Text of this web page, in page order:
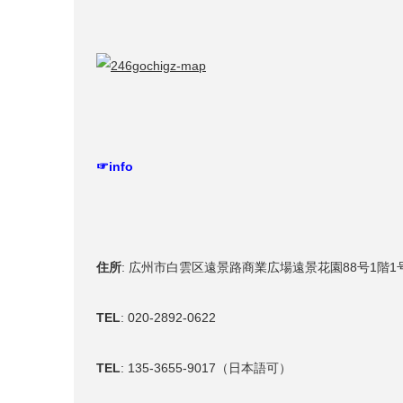
☞info
住所: 広州市白雲区遠景路商業広場遠景花園88号1階1
TEL: 020-2892-0622
TEL: 135-3655-9017（日本語可）